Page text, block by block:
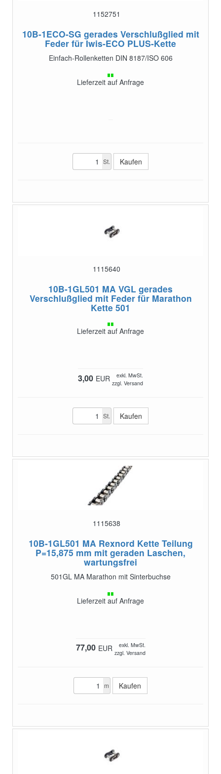
1152751
10B-1ECO-SG gerades Verschlußglied mit
Feder für Iwis-ECO PLUS-Kette
Einfach-Rollenketten DIN 8187/ISO 606
Lieferzeit auf Anfrage
St.
1115640
10B-1GL501 MA VGL gerades
Verschlußglied mit Feder für Marathon
Kette 501
Lieferzeit auf Anfrage
3,00 EUR
exkl. MwSt.
zzgl. Versand
St.
1115638
10B-1GL501 MA Rexnord Kette Teilung
P=15,875 mm mit geraden Laschen,
wartungsfrei
501GL MA Marathon mit Sinterbuchse
Lieferzeit auf Anfrage
77,00 EUR
exkl. MwSt.
zzgl. Versand
m